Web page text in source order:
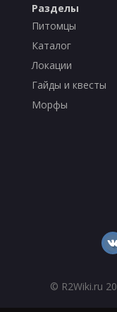
Разделы
Питомцы
Каталог
Локации
Гайды и квесты
Морфы
© R2Wiki.ru